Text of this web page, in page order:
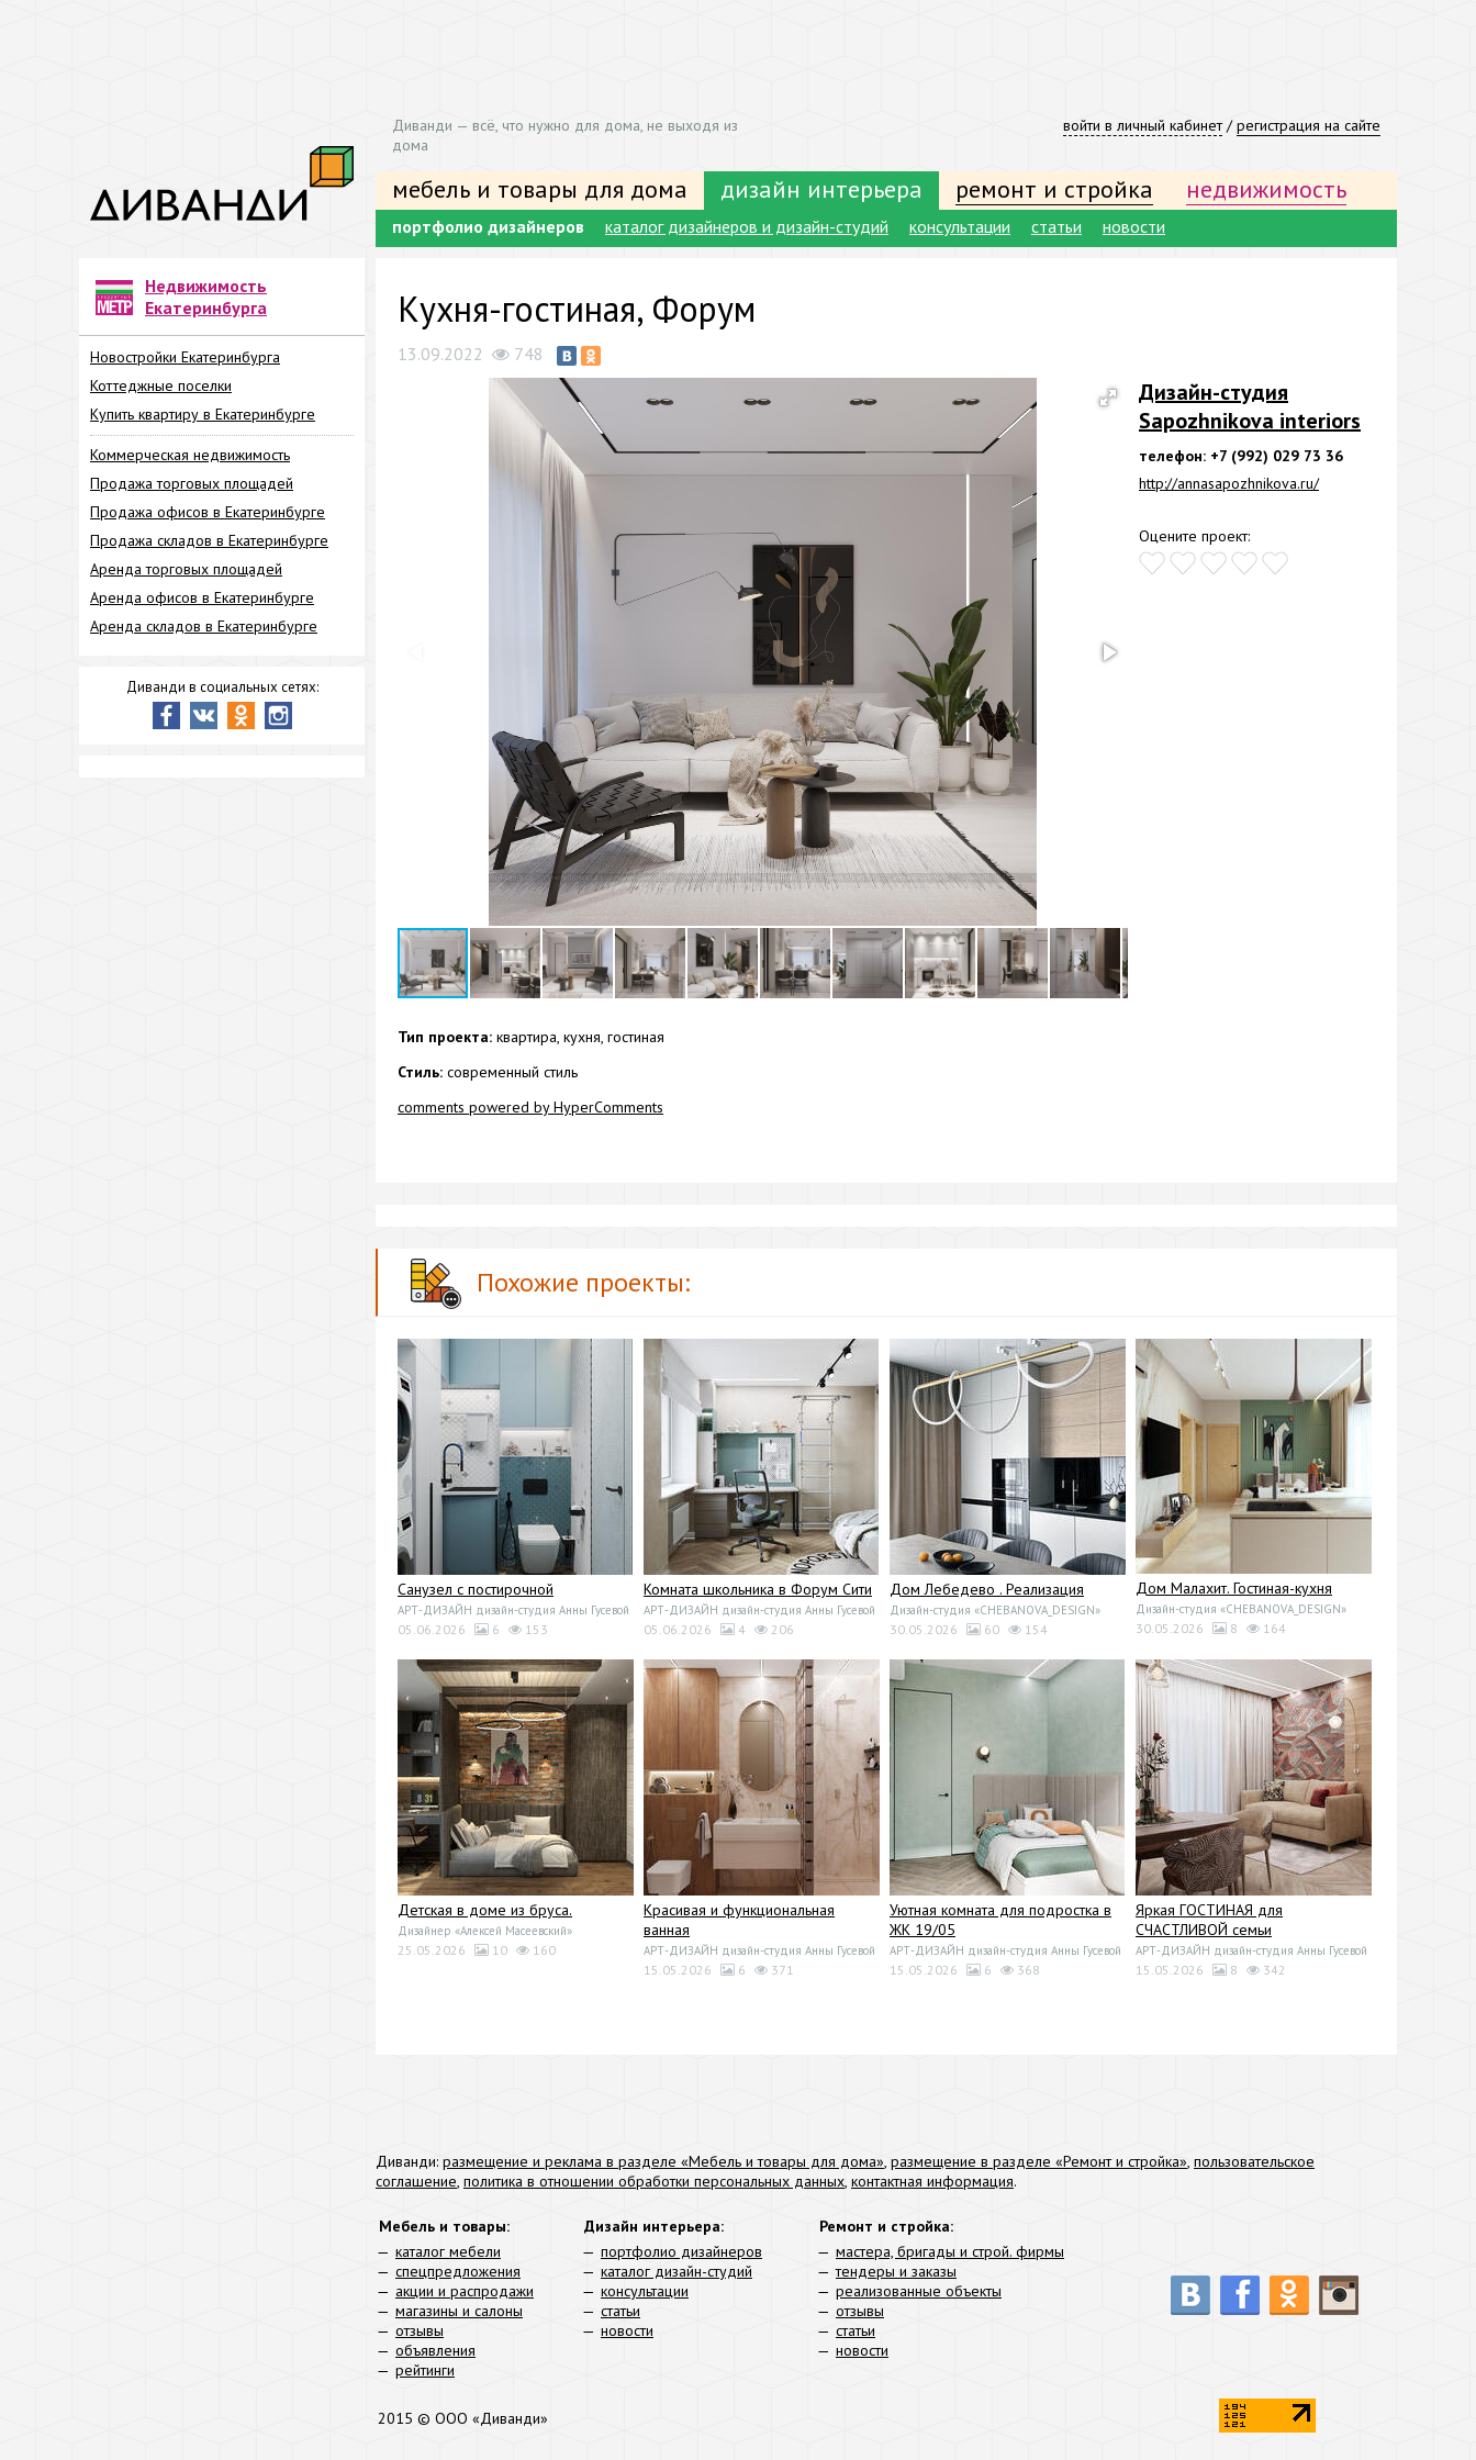
войти в личный кабинет/регистрация на сайте
Диванди — всё, что нужно для дома, не выходя из
дома
мебель и товары для дома дизайн интерьера ремонт и стройка недвижимость
портфолио дизайнеров каталог дизайнеров и дизайн-студий консультации статьи новости
Недвижимость
Екатеринбурга
Новостройки Екатеринбурга
Коттеджные поселки
Купить квартиру в Екатеринбурге
Коммерческая недвижимость
Продажа торговых площадей
Продажа офисов в Екатеринбурге
Продажа складов в Екатеринбурге
Аренда торговых площадей
Аренда офисов в Екатеринбурге
Аренда складов в Екатеринбурге
Диванди в социальных сетях:
Кухня-гостиная, Форум
13.09.2022 748
Дизайн-студия
Sapozhnikova interiors
телефон: +7 (992) 029 73 36
http://annasapozhnikova.ru/
Оцените проект:
Тип проекта: квартира, кухня, гостиная
Стиль: современный стиль
comments powered by HyperComments
Похожие проекты:
Санузел с постирочной
АРТ-ДИЗАЙН дизайн-студия Анны Гусевой
05.06.2026 6 153
Комната школьника в Форум Сити
АРТ-ДИЗАЙН дизайн-студия Анны Гусевой
05.06.2026 4 206
Дом Лебедево . Реализация
Дизайн-студия «CHEBANOVA_DESIGN»
30.05.2026 60 154
Дом Малахит. Гостиная-кухня
Дизайн-студия «CHEBANOVA_DESIGN»
30.05.2026 8 164
Детская в доме из бруса.
Дизайнер «Алексей Масеевский»
25.05.2026 10 160
Красивая и функциональная
ванная
АРТ-ДИЗАЙН дизайн-студия Анны Гусевой
15.05.2026 6 371
Уютная комната для подростка в
ЖК 19/05
АРТ-ДИЗАЙН дизайн-студия Анны Гусевой
15.05.2026 6 368
Яркая ГОСТИНАЯ для
СЧАСТЛИВОЙ семьи
АРТ-ДИЗАЙН дизайн-студия Анны Гусевой
15.05.2026 8 342
Диванди: размещение и реклама в разделе «Мебель и товары для дома», размещение в разделе «Ремонт и стройка», пользовательское
соглашение, политика в отношении обработки персональных данных, контактная информация.
Мебель и товары:
каталог мебели
спецпредложения
акции и распродажи
магазины и салоны
отзывы
объявления
рейтинги
Дизайн интерьера:
портфолио дизайнеров
каталог дизайн-студий
консультации
статьи
новости
Ремонт и стройка:
мастера, бригады и строй. фирмы
тендеры и заказы
реализованные объекты
отзывы
статьи
новости
2015 © ООО «Диванди»